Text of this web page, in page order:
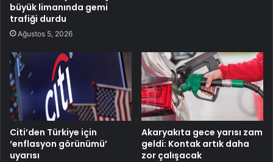
büyük limanında gemi
trafiği durdu
Ağustos 5, 2026
Citi’den Türkiye için
‘enflasyon görünümü’
uyarısı
Akaryakıta gece yarısı zam
geldi: Kontak artık daha
zor çalışacak